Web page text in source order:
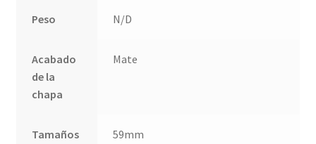
Peso N/D
Acabado
de la
chapa
Mate
Tamaños
59mm